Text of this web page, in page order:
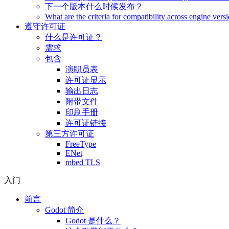
下一个版本什么时候发布？
What are the criteria for compatibility across engine
遵守许可证
什么是许可证？
需求
包含
演职员表
许可证显示
输出日志
附带文件
印刷手册
许可证链接
第三方许可证
FreeType
ENet
mbed TLS
入门
前言
Godot 简介
Godot 是什么？